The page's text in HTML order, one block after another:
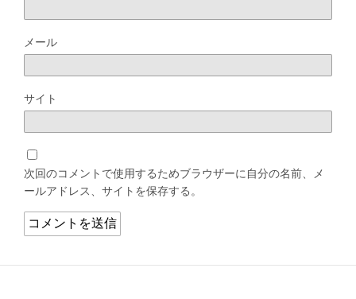
メール
サイト
次回のコメントで使用するためブラウザーに自分の名前、メ
ールアドレス、サイトを保存する。